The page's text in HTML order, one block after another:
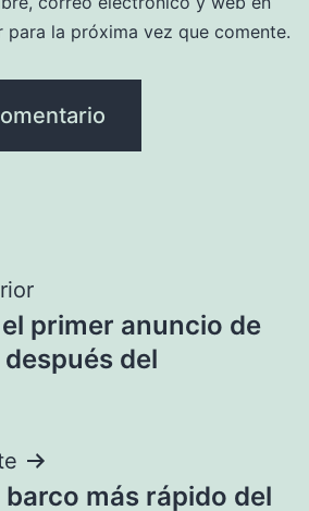
para la próxima vez que comente.
primer anuncio de
del
más rápido del